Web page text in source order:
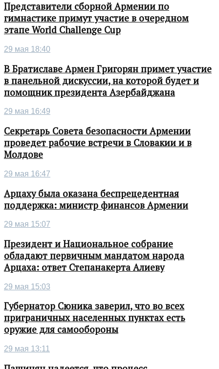
Представители сборной Армении по
гимнастике примут участие в очередном
этапе World Challenge Cup
29 мая 18:40
В Братиславе Армен Григорян примет участие
в панельной дискуссии, на которой будет и
помощник президента Азербайджана
29 мая 16:49
Секретарь Совета безопасности Армении
проведет рабочие встречи в Словакии и в
Молдове
29 мая 16:47
Арцаху была оказана беспрецедентная
поддержка: министр финансов Армении
29 мая 15:07
Президент и Национальное собрание
обладают первичным мандатом народа
Арцаха: ответ Степанакерта Алиеву
29 мая 15:03
Губернатор Сюника заверил, что во всех
приграничных населенных пунктах есть
оружие для самообороны
29 мая 13:11